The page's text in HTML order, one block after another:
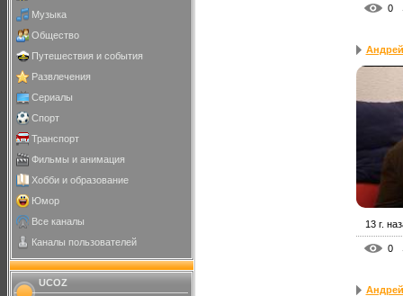
Музыка
Общество
Путешествия и события
Развлечения
Сериалы
Спорт
Транспорт
Фильмы и анимация
Хобби и образование
Юмор
Все каналы
Каналы пользователей
UCOZ
0
13 г.
0